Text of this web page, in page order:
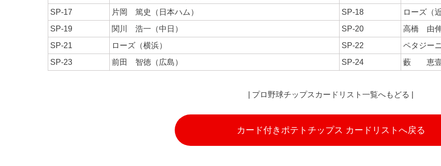
SP-17
片岡 篤史（日本ハム） SP-18
ローズ（
SP-19
関川 浩一（中日） SP-20
高橋 由伸
SP-21
ローズ（横浜） SP-22
ペタジー
SP-23
前田 智徳（広島） SP-24 藪 恵壹
プロ野球チップスカードリスト一覧へもどる
カード付きポテトチップス カードリストへ戻る